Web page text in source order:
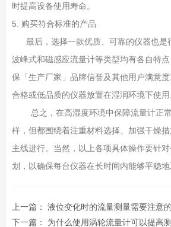
时提高设备使用寿命。
5. 购买符合标准的产品
最后，选择一款优质、可靠的仪器也是
波峰式和磁感应流量计等类型均有各自特
保「生产厂家」品牌信誉及其他用户满意
合格或低品质的仪器放置在湿润环境下使用
总之，在高湿度环境中保障流量计正常
样，但都围绕着注重材料选择、加强干燥
主线进行。当然，以上各项具体操作要针
划，以确保每台仪器在长时间内能够平稳地
上一篇： 液位变化时的流量测量需要注意
下一篇： 为什么使用涡轮流量计可以提高